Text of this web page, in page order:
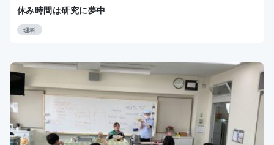
休み時間は研究に夢中
理科